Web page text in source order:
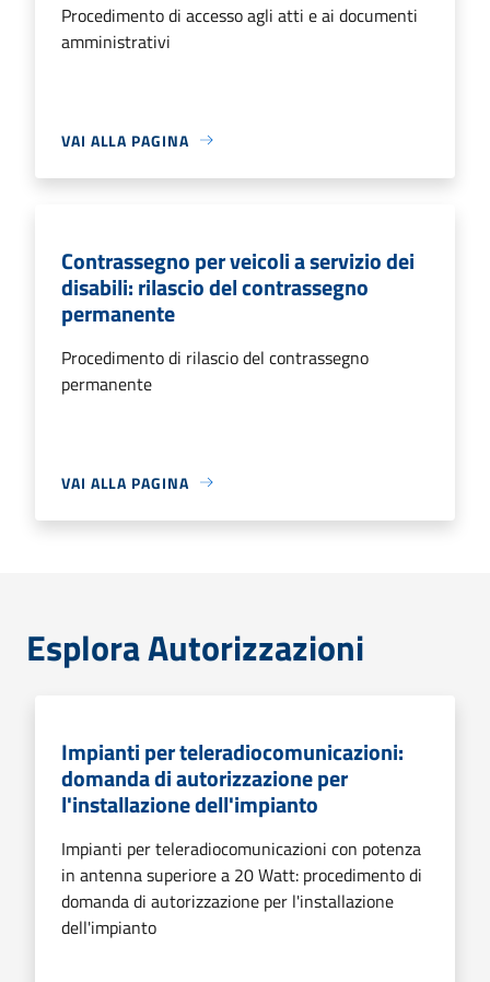
Procedimento di accesso agli atti e ai documenti
amministrativi
VAI ALLA PAGINA
Contrassegno per veicoli a servizio dei
disabili: rilascio del contrassegno
permanente
Procedimento di rilascio del contrassegno
permanente
VAI ALLA PAGINA
Esplora Autorizzazioni
Impianti per teleradiocomunicazioni:
domanda di autorizzazione per
l'installazione dell'impianto
Impianti per teleradiocomunicazioni con potenza
in antenna superiore a 20 Watt: procedimento di
domanda di autorizzazione per l'installazione
dell'impianto